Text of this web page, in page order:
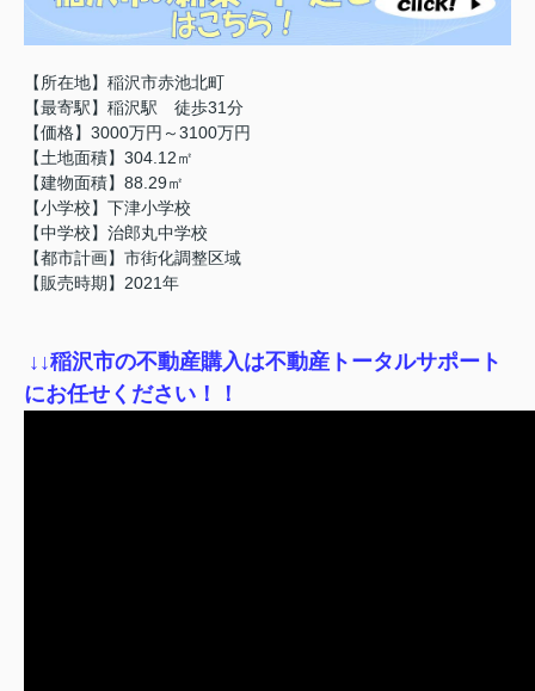
【所在地】稲沢市赤池北町
【最寄駅】稲沢駅 徒歩31分
【価格】3000万円～3100万円
【土地面積】304.12㎡
【建物面積】88.29㎡
【小学校】下津小学校
【中学校】治郎丸中学校
【都市計画】市街化調整区域
【販売時期】2021年
↓ ↓稲沢市の不動産購入は不動産トータルサポート
にお任せください！！